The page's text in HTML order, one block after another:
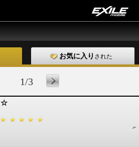
お気に入り された
1/3
☆